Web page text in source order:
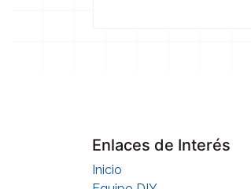
Enlaces de Interés
Inicio